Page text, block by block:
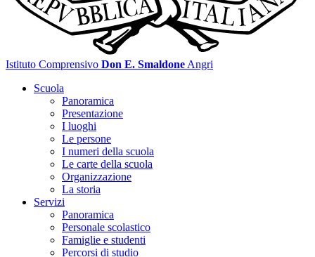
Istituto Comprensivo Don E. Smaldone Angri
Scuola
Panoramica
Presentazione
I luoghi
Le persone
I numeri della scuola
Le carte della scuola
Organizzazione
La storia
Servizi
Panoramica
Personale scolastico
Famiglie e studenti
Percorsi di studio